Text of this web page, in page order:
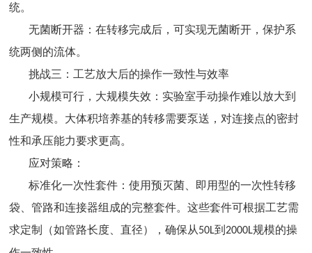
统。
无菌断开器：在转移完成后，可实现无菌断开，保护系
统两侧的流体。
挑战三：工艺放大后的操作一致性与效率
小规模可行，大规模失效：实验室手动操作难以放大到
生产规模。大体积培养基的转移需要泵送，对连接点的密封
性和承压能力要求更高。
应对策略：
标准化一次性套件：使用预灭菌、即用型的一次性转移
袋、管路和连接器组成的完整套件。这些套件可根据工艺需
求定制（如管路长度、直径），确保从50L到 2000L规模的操